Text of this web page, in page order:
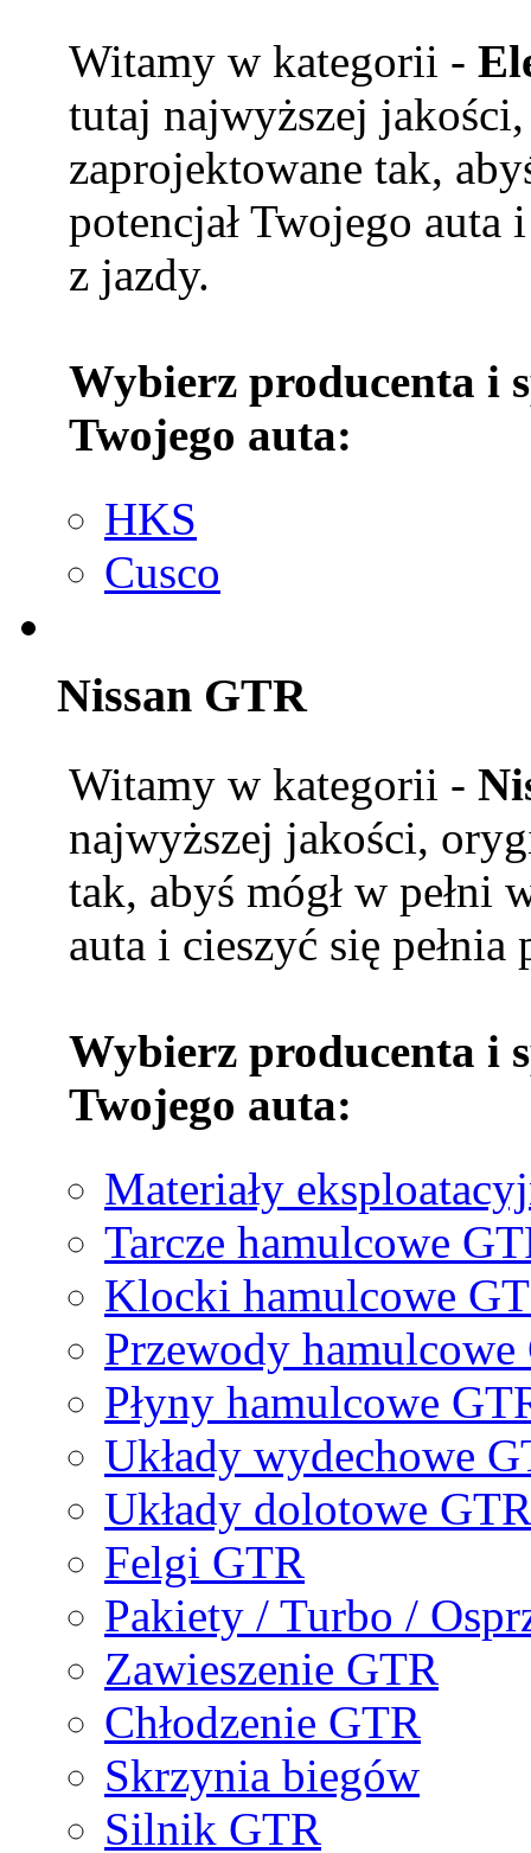
Witamy w kategorii -
tutaj najwyższej
zaprojektowane tak,
potencjał Twojego auta
z jazdy.
Wybierz producenta i
Twojego auta:
HKS
Cusco
Nissan GTR
Witamy w kategorii -
najwyższej jakości,
tak, abyś mógł w pełni
auta i cieszyć się
Wybierz producenta i
Twojego auta:
Materiały
Tarcze hamulcowe
Klocki hamulcowe
Przewody hamulcowe
Płyny hamulcowe
Układy wydechowe
Układy dolotowe GTR
Felgi GTR
Pakiety / Turbo /
Zawieszenie GTR
Chłodzenie GTR
Skrzynia biegów
Silnik GTR